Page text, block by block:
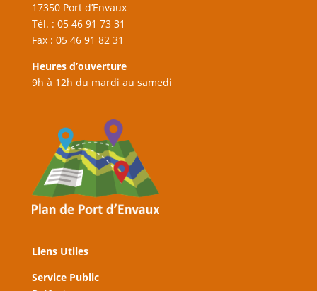
17350 Port d’Envaux
Tél. : 05 46 91 73 31
Fax : 05 46 91 82 31
Heures d’ouverture
9h à 12h du mardi au samedi
Liens Utiles
Service Public